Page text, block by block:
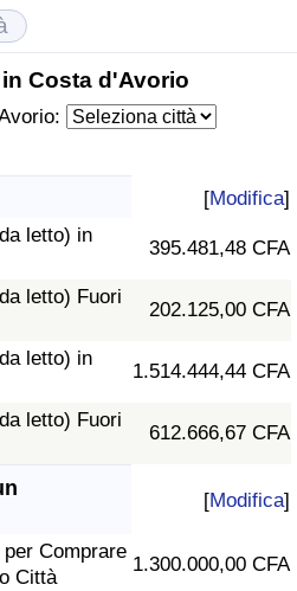
Costa d'Avorio
[Modifica]
letto) in
395.481,48 CFA
letto) Fuori
202.125,00 CFA
letto) in
1.514.444,44 CFA
letto) Fuori
612.666,67 CFA
[Modifica]
Comprare
Città
1.300.000,00 CFA
(corrente)
per Nazione
(Corrente)
per Nazione
(Corrente)
per Paese
(Corrente)